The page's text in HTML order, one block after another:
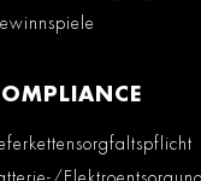
Elektroentsorgung